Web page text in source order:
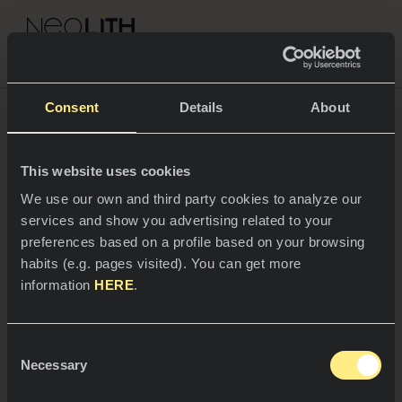
Consent Details About
This website uses cookies
We use our own and third party cookies to analyze our
services and show you advertising related to your
preferences based on a profile based on your browsing
habits (e.g. pages visited). You can get more
information HERE.
Selection
Necessary
Cocinas
Cocinas
NOTICIAS
Blog
COMPAÑÍA
¿Qué es la tendencia
El color todo lo puede.
Tiene la capacidad de hacernos
cambiar la percepción de un espacio, y como nos
enseñó Kandinsky, influir en nuestras emociones,
evocar música y experiencias sensoriales.
Volver a Blogs